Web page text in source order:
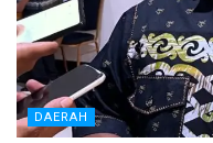
DAERAH